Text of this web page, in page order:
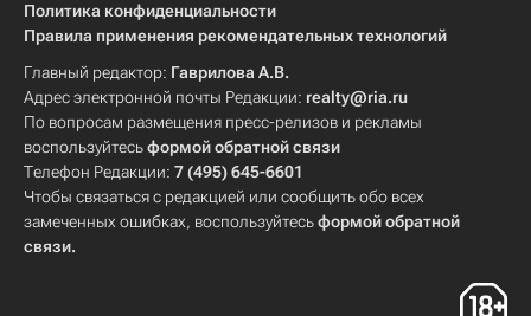
Политика конфиденциальности
Правила применения рекомендательных технологий
Главный редактор: Гаврилова А.В.
Адрес электронной почты Редакции: realty@ria.ru
По вопросам размещения пресс-релизов и рекламы
воспользуйтесьформой обратной связи
Телефон Редакции: 7 (495) 645-6601
Чтобы связаться с редакцией или сообщить обо всех
замеченных ошибках, воспользуйтесьформой обратной
связи.